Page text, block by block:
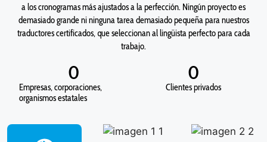
a los cronogramas más ajustados a la perfección. Ningún proyecto es
demasiado grande ni ninguna tarea demasiado pequeña para nuestros
traductores certificados, que seleccionan al lingüista perfecto para cada
trabajo.
Empresas, corporaciones,
organismos estatales
0
Clientes privados
0